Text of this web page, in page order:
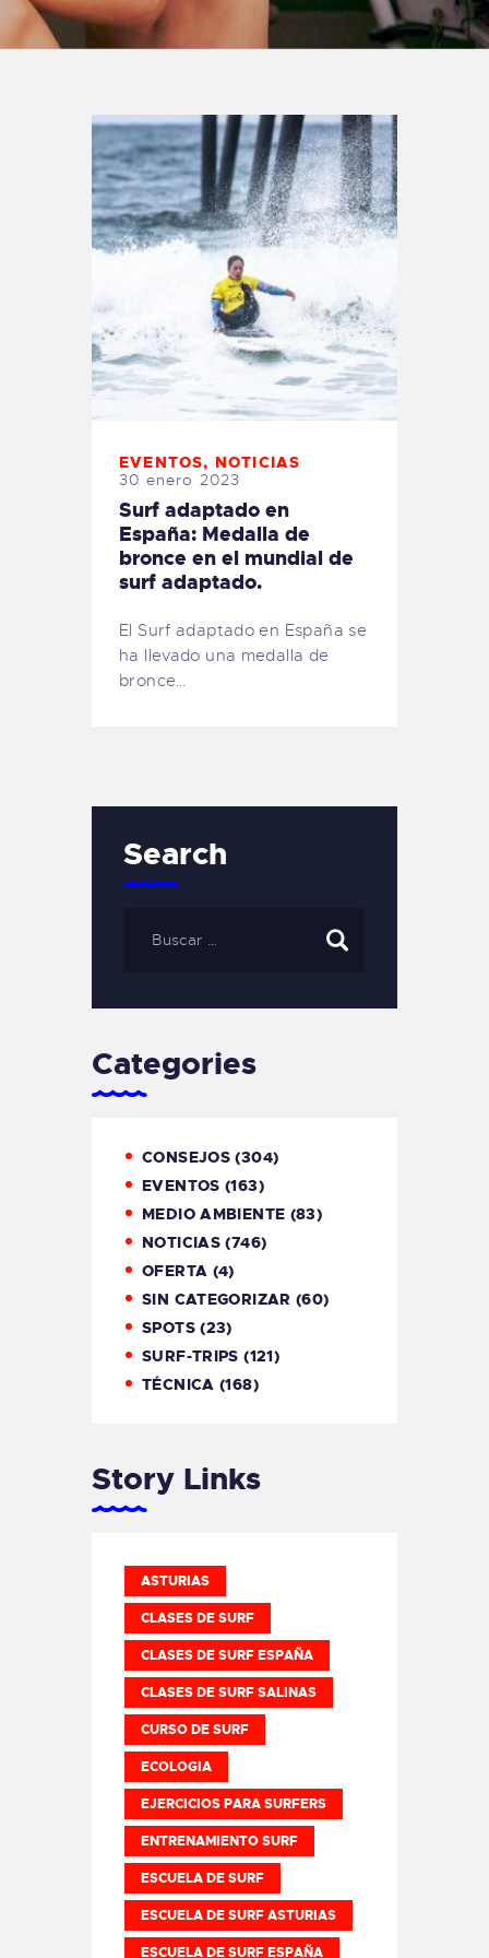
TIENDA FAMILY SURFERS
WEBCAM SALINAS
EVENTOS, NOTICIAS
30 enero 2023
Surf adaptado en
España: Medalla de
bronce en el mundial de
surf adaptado.
El Surf adaptado en España se
ha llevado una medalla de
bronce…
Search
Categories
CONSEJOS (304)
EVENTOS (163)
MEDIO AMBIENTE (83)
NOTICIAS (746)
OFERTA (4)
SIN CATEGORIZAR (60)
SPOTS(23)
SURF-TRIPS (121)
TÉCNICA (168)
Story Links
ASTURIAS
CLASES DE SURF
CLASES DE SURF ESPAÑA
CLASES DE SURF SALINAS
CURSO DE SURF
ECOLOGIA
EJERCICIOS PARA SURFERS
ENTRENAMIENTO SURF
ESCUELA DE SURF
ESCUELA DE SURF ASTURIAS
ESCUELA DE SURF ESPAÑA